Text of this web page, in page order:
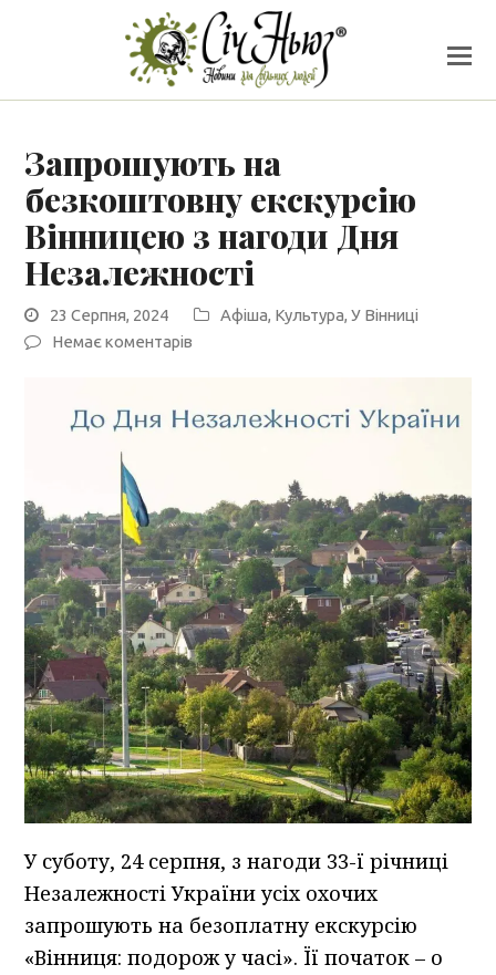
Запрошують на
безкоштовну екскурсію
Вінницею з нагоди Дня
Незалежності
23 Серпня, 2024 Афіша, Культура,У Вінниці
Немає коментарів
У суботу, 24 серпня, з нагоди 33-ї річниці
Незалежності України усіх охочих
запрошують на безоплатну екскурсію
«Вінниця: подорож у часі». Її початок – о